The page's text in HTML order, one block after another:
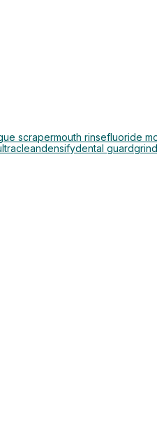
scrapermouth rinsefluoride
densifydental guard